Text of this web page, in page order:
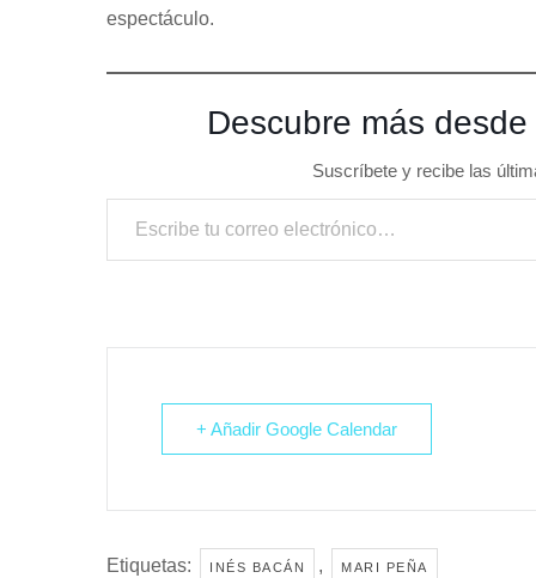
espectáculo.
Descubre más
Suscríbete y recibe las
Escribe tu correo electrónico…
+ Añadir Google Calendar
Etiquetas: INÉS BACÁN , MARI PEÑA